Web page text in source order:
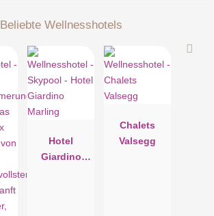
Beliebte Wellnesshotels
Hotel
Giardino
Chalets
Valsegg